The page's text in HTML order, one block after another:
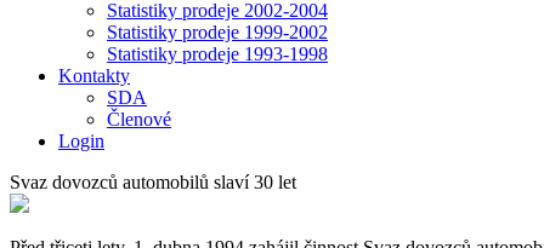
Statistiky prodeje 2002-2004
Statistiky prodeje 1999-2002
Statistiky prodeje 1993-1998
Kontakty
SDA
Členové
Login
Svaz dovozců automobilů slaví 30 let